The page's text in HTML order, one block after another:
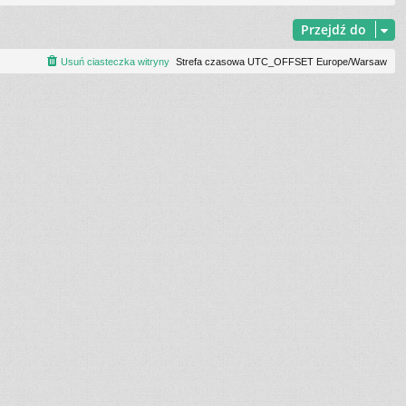
Przejdź do
Strefa czasowa UTC_OFFSET Europe/Warsaw
Usuń ciasteczka witryny